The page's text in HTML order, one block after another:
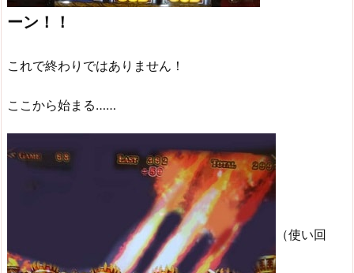
ーン！！
これで終わりではありません！
ここから始まる……
（使い回